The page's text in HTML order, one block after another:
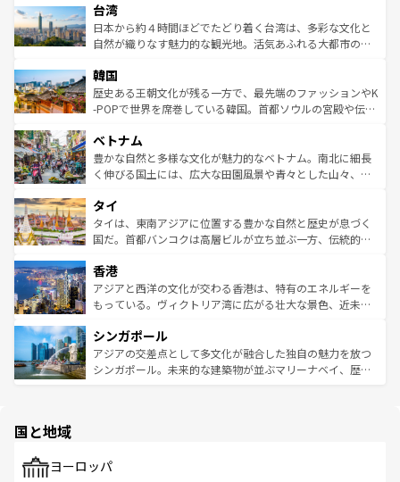
ならではの贅沢な旅のスタイルだ。 なお、新着のアメリカ
情報はコンテンツ一覧を参照してほしい。
れるおもてなしの心で訪れる人々を迎えてくれるハワイの
人々、おいしいローカルフードやハワイアンミュージッ
ク、伝統的なフラダンスなど、すべてがハワイの魅力を彩
ワイを、存分に味わってほしい。 なお、新着のハワイ情報
はコンテンツ一覧を参照してほしい。
リアリーフや大陸中央部にそびえるウルル（エアーズロッ
ク）、タスマニアの美しい原生林やケアンズの熱帯雨林な
ど、見どころがたくさん。また、カフェやワイン、オージ
いる。アクティビティも充実しており、サーフィンやダイ
ビング、ハイキングなど、アウトドア好きにはたまらな
い。オーストラリアの多彩な魅力を存分に味わいつくそ
参照してほしい。
台湾
日本から約４時間ほどでたどり着く台湾は、多彩な文化と
自然が織りなす魅力的な観光地。活気あふれる大都市の台
ン）、静ひつな山岳地帯である台湾東部など、都市の喧騒
と山間の静けさが共存しており、訪れる人に新しい発見と
驚きをもたらしてくれる。また、奥深い台湾の食文化も魅
容にもいいと評判のスイーツなど、バラエティ豊かな料理
が味わえる。 なお、新着の台湾情報は コンテンツ一覧を参
照してほしい。
韓国
歴史ある王朝文化が残る一方で、最先端のファッションやK
-POPで世界を席巻している韓国。首都ソウルの宮殿や伝統
き、地方に足を延ばせば四季折々の自然美を楽しむことが
できる。そして、キムチや焼肉、絶品のストリートフード
まで、さまざまな韓国料理が待っている。夜には、韓国な
リティに包まれながら、韓国の多彩な魅力を心ゆくまで味
わってみてほしい。 なお、新着の韓国情報はコンテンツ一
覧を参照してほしい。
ベトナム
豊かな自然と多様な文化が魅力的なベトナム。南北に細長
く伸びる国土には、広大な田園風景や青々とした山々、世
急速な発展と共に伝統が息づく。ハノイの古い町並みやホ
ーチミン市のフランス統治時代の建物も、独特の雰囲気を
醸し出している。また、バラエティの豊かさとおいしさで
とつ。フォーやバインミー、ベトナムコーヒーなどは、ぜ
ひ現地で味わいたい。どの地域を訪れてもあたたかい人々
が旅行者を迎えてくれるので、きっと忘れられない旅にな
参照してほしい。
タイ
タイは、東南アジアに位置する豊かな自然と歴史が息づく
国だ。首都バンコクは高層ビルが立ち並ぶ一方、伝統的な
の活気が交差している。北部ではチェンマイなどの山岳地
帯で自然と触れ合い、南部ではプーケットやクラビの美し
いビーチでリゾート気分を楽しむことができる。タイ料理
激する。気候は一年中温暖で、どの季節にも異なる楽しみ
が待っている。親しみやすいタイの人々、仏教を中心とし
た文化、そして多様な観光資源が、訪れる旅人を魅了し続
香港
アジアと西洋の文化が交わる香港は、特有のエネルギーを
もっている。ヴィクトリア湾に広がる壮大な景色、近未来
み、どこを訪れても感動するはず。観光スポットが密集し
ており、効率よく見どころを回れるのも魅力。息をのむよ
うな絶景から文化的な体験まで、香港を存分に楽しみ尽く
シンガポール
アジアの交差点として多文化が融合した独自の魅力を放つ
シンガポール。未来的な建築物が並ぶマリーナベイ、歴史
で、ホーカーズは地元の風情を楽しめる外せないスポット
国と地域
ヨーロッパ